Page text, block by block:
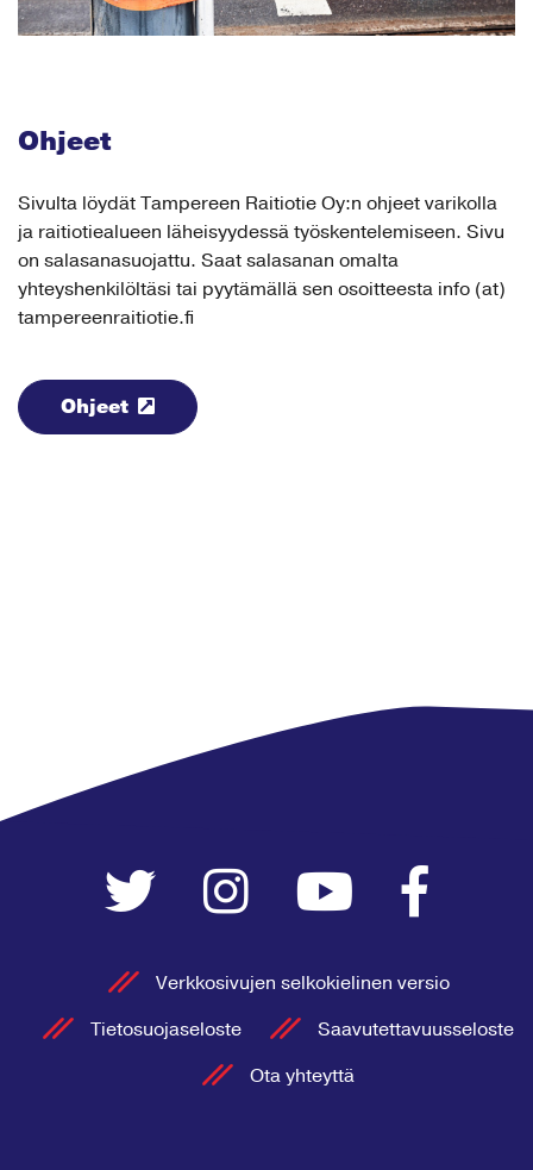
Ohjeet
Sivulta löydät Tampereen Raitiotie Oy:n ohjeet varikolla
ja raitiotiealueen läheisyydessä työskentelemiseen. Sivu
on salasanasuojattu. Saat salasanan omalta
yhteyshenkilöltäsi tai pyytämällä sen osoitteesta info (at)
tampereenraitiotie.fi
Ohjeet
Verkkosivujen selkokielinen versio
Tietosuojaseloste
Saavutettavuusseloste
Ota yhteyttä